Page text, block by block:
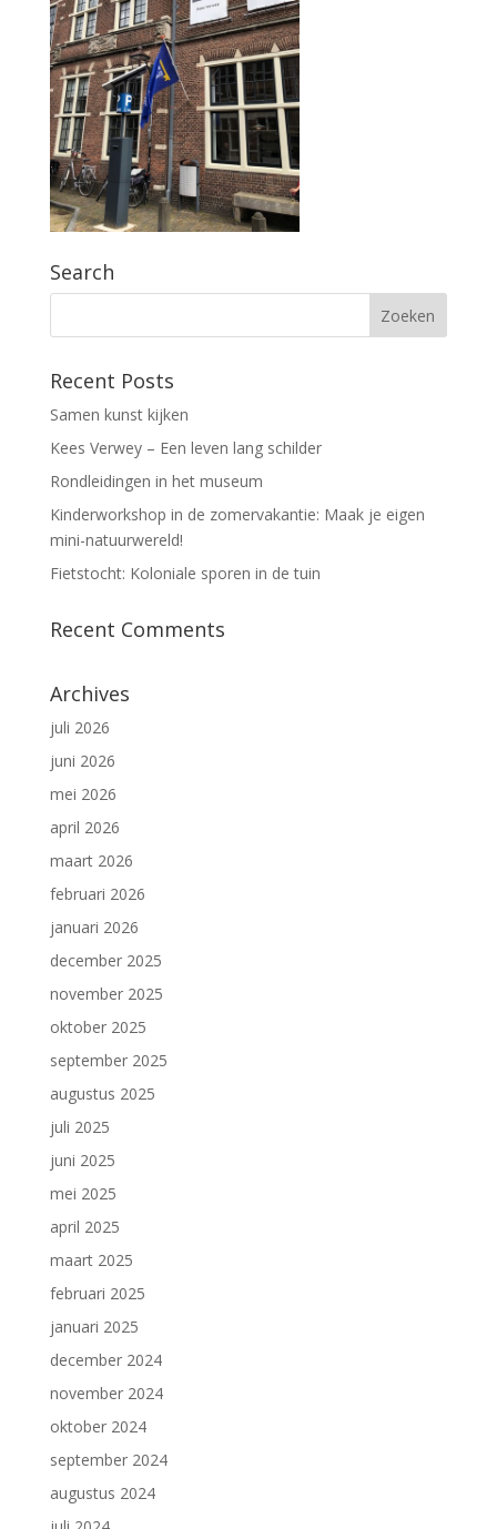
Search
Recent Posts
Samen kunst kijken
Kees Verwey – Een leven lang schilder
Rondleidingen in het museum
Kinderworkshop in de zomervakantie: Maak je eigen
mini-natuurwereld!
Fietstocht: Koloniale sporen in de tuin
Recent Comments
Archives
juli 2026
juni 2026
mei 2026
april 2026
maart 2026
februari 2026
januari 2026
december 2025
november 2025
oktober 2025
september 2025
augustus 2025
juli 2025
juni 2025
mei 2025
april 2025
maart 2025
februari 2025
januari 2025
december 2024
november 2024
oktober 2024
september 2024
augustus 2024